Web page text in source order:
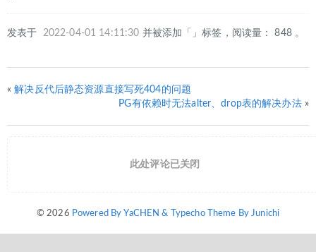
发表于 2022-04-01 14:11:30 并被添加「」标签，阅读量： 848 。
«解决反代后静态资源直接写死404的问题
PG有依赖时无法alter、drop表的解决办法»
此处评论已关闭
© 2026 Powered By YaCHEN & Typecho Theme By Junichi